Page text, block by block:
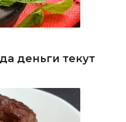
деньги текут